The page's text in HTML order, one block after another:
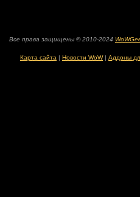
Все права защищены © 2010-2024
Карта сайта Новости WoW| Аддоны